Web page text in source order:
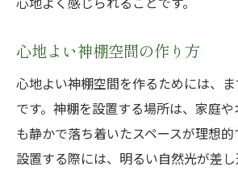
心地よい神棚空間の作り方
心地よい神棚空間を作るためには、
です。神棚を設置する場所は、家庭
も静かで落ち着いたスペースが理想
設置する際には、明るい自然光が差